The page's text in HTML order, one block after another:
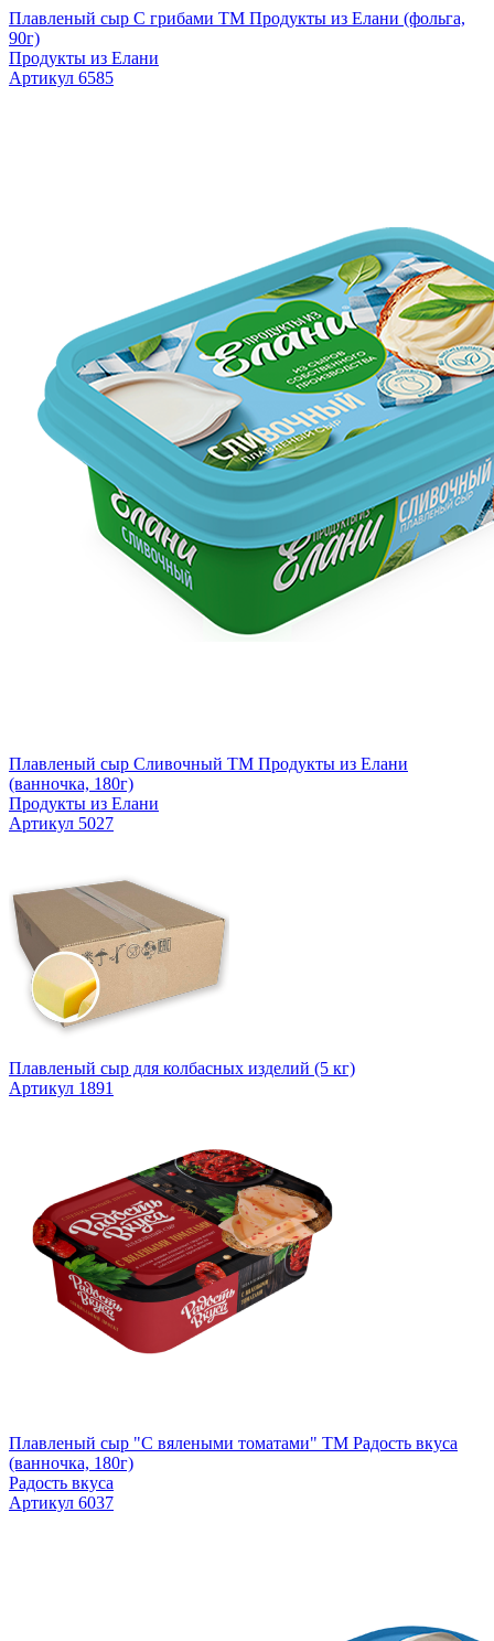
Плавленый сыр С грибами TM Продукты из Елани (фольга,
90г)
Продукты из Елани
Артикул 6585
Плавленый сыр Сливочный TM Продукты из Елани
(ванночка, 180г)
Продукты из Елани
Артикул 5027
Плавленый сыр для колбасных изделий (5 кг)
Артикул 1891
Плавленый сыр "С вялеными томатами" TM Радость вкуса
(ванночка, 180г)
Радость вкуса
Артикул 6037